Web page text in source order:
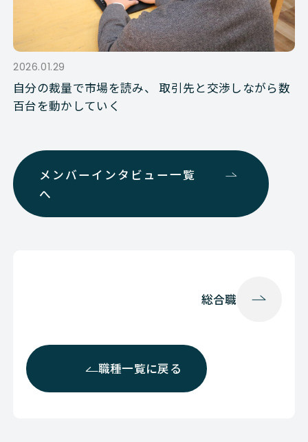
2026.01.29
自分の裁量で市場を読み、 取引先と交渉しながら数
百台を動かしていく
メンバーインタビュー一覧
へ
職種一覧に戻る
総合職